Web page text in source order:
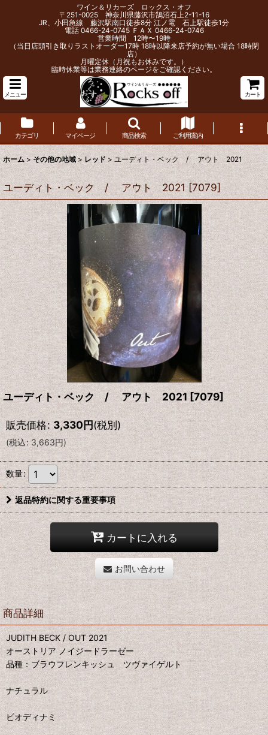
ワイン＆リカーズ ロックス・オフ
〒251-0025 神奈川県藤沢市鵠沼石上2-11-16
JR、小田急線 藤沢駅南口徒歩8分 江ノ電 石上駅徒歩1分
電話 0466-24-0745 ＦＡＸ 0466-24-0746
営業時間 12時〜19時
（当日店頭引き取りラストオーダー17時 18時以降来店予約が無い場合 18時閉
店）
月曜定休（月祝もお休みです。）
臨時休業等は業務連絡のページをご確認ください。
メニュー カート
カテゴリ マイページ 商品検索 ご利用案内
ホーム > その他の地域 > レッド > ユーディト・ベック / アウト 2021
ユーディト・ベック / アウト 2021 [7079]
ユーディト・ベック / アウト 2021 [7079]
販売価格: 3,330円(税別)
(税込: 3,663円)
数量:
返品特約に関する重要事項
カートに入れる
お問い合わせ
商品詳細
JUDITH BECK / OUT 2021
オーストリア ノイジードラーゼー
品種：ブラウフレンキッシュ ツヴァイゲルト
ナチュラル
ビオディナミ